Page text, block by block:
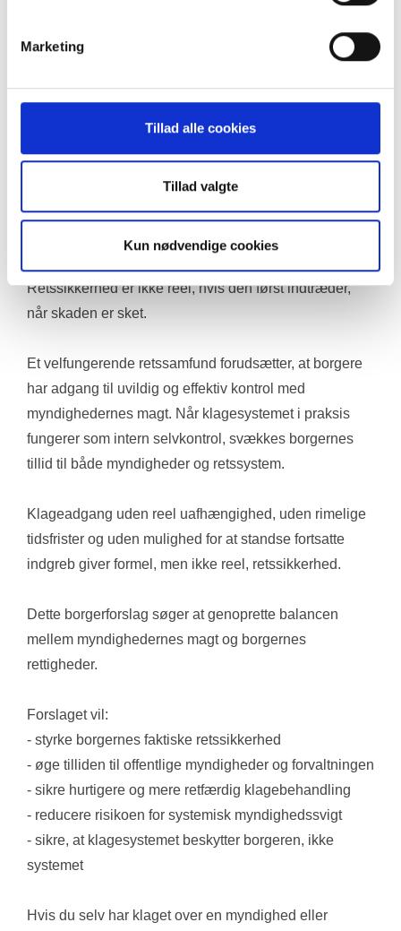
Marketing
Tillad alle cookies
Tillad valgte
Kun nødvendige cookies
Klagebehandling skal ske inden for faste og bindende
måneder eller år, mens indgreb fortsætter.
5. Suspensiv virkning ved alvorlige indgreb
Klager over alvorlige indgreb i borgerens rettigheder
bør som udgangspunkt have suspensiv virkning,
Retssikkerhed er ikke reel, hvis den først indtræder,
når skaden er sket.
Et velfungerende retssamfund forudsætter, at borgere
har adgang til uvildig og effektiv kontrol med
myndighedernes magt. Når klagesystemet i praksis
fungerer som intern selvkontrol, svækkes borgernes
tillid til både myndigheder og retssystem.
Klageadgang uden reel uafhængighed, uden rimelige
tidsfrister og uden mulighed for at standse fortsatte
indgreb giver formel, men ikke reel, retssikkerhed.
Dette borgerforslag søger at genoprette balancen
mellem myndighedernes magt og borgernes
rettigheder.
Forslaget vil:
- styrke borgernes faktiske retssikkerhed
- øge tilliden til offentlige myndigheder og forvaltningen
- sikre hurtigere og mere retfærdig klagebehandling
- reducere risikoen for systemisk myndighedssvigt
- sikre, at klagesystemet beskytter borgeren, ikke
systemet
Hvis du selv har klaget over en myndighed eller